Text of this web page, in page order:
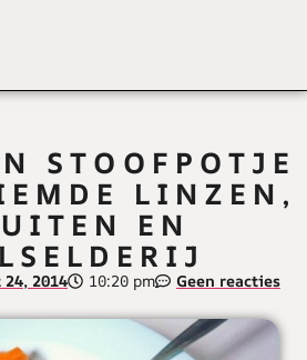
STOOFPOTJE
LINZEN,
EN
2014 10:20 pm Geen reacties